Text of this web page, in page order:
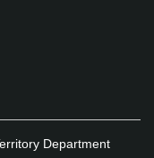
Department